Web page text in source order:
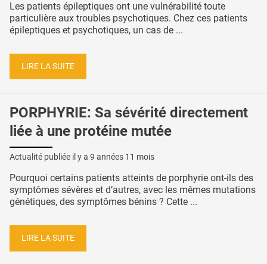
Les patients épileptiques ont une vulnérabilité toute
particulière aux troubles psychotiques. Chez ces patients
épileptiques et psychotiques, un cas de ...
LIRE LA SUITE
PORPHYRIE: Sa sévérité directement
liée à une protéine mutée
Actualité publiée il y a 9 années 11 mois
Pourquoi certains patients atteints de porphyrie ont-ils des
symptômes sévères et d’autres, avec les mêmes mutations
génétiques, des symptômes bénins ? Cette ...
LIRE LA SUITE